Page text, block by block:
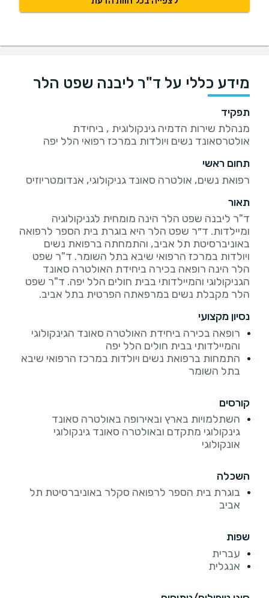
מידע כללי על ד"ר ליבנה שפט הלר
תפקיד
מנהלת שירות הדמיה גינקולוגית , ביחידת
אולטרסאונד נשים ויולדות במרכז רפואי הלל יפה
תחום ראשי
רפואת נשים, אולטרה סאונד גניקולוגי, אנדומטריוזיס
תאור
ד"ר ליבנה שפט הלר הינה מומחית לגניקולוגיה
ומיילדות. ד״ר שפט הלר היא בוגרת בית הספר לרפואה
באוניברסיטת תל אביב, והתמחתה ברפואת נשים
ויולדות במרכז הרפואי שיבא בתל השומר. ד"ר שפט
הלר הינה רופאה בכירה ביחידת האולטרה סאונד
הגניקולוגי והמיילדותי בבית חולים הלל יפה. ד"ר שפט
הלר מקבלת נשים במרפאתה הפרטית בתל אביב.
נסיון מקצועי
רופאה בכירה ביחידת האולטרה סאונד הגינקולוגי
והמיילדותי בבית חולים הלל יפה
התמחות ברפואת נשים ויולדות במרכז הרפואי שיבא
בתל השומר
קורסים
השתלמויות בארץ ובאירופה באולטרה סאונד
גינקולוגי מתקדם ובאולטרה סאונד גינקולוגי
אונקולוגי
השכלה
בוגרת בית הספר לרפואה סקלר באוניברסיטת תל
אביב
שפות
עברית
אנגלית